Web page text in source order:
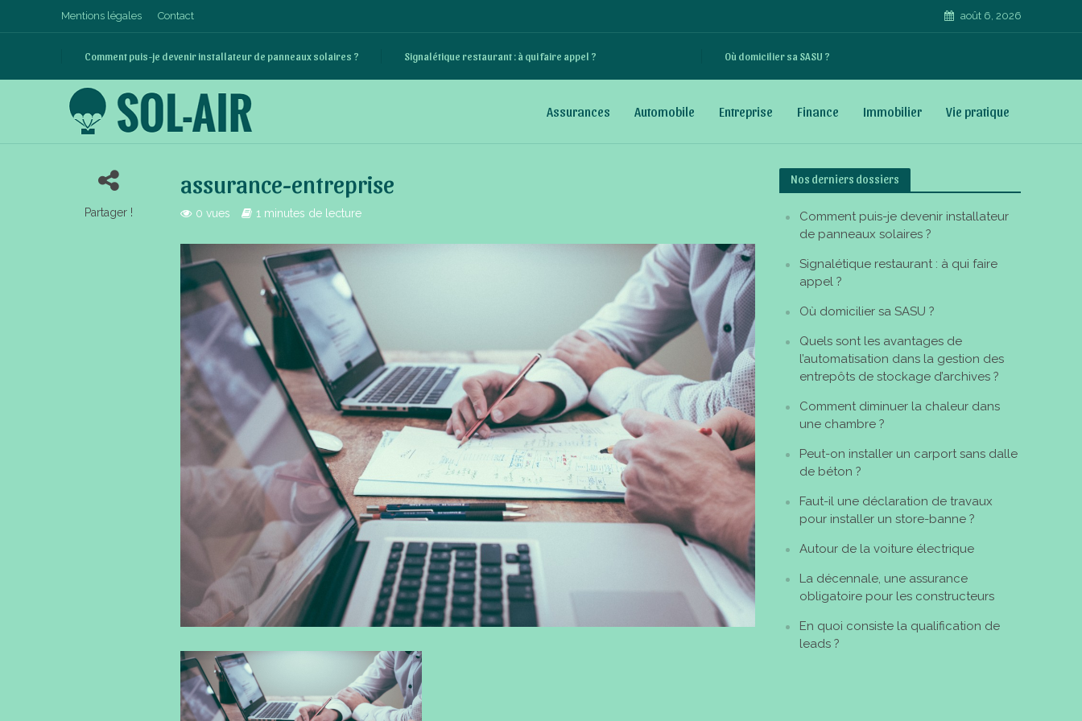
Mentions légales Contact août 6, 2026
Comment puis-je devenir installateur de panneaux solaires ? Signalétique restaurant : à qui faire appel ? Où domicilier sa SASU ?
Assurances Automobile Entreprise Finance Immobilier Vie pratique
Partager !
assurance-entreprise
0 vues 1 minutes de lecture
Nos derniers dossiers
Comment puis-je devenir installateur
de panneaux solaires ?
Signalétique restaurant : à qui faire
appel ?
Où domicilier sa SASU ?
Quels sont les avantages de
l’automatisation dans la gestion des
entrepôts de stockage d’archives ?
Comment diminuer la chaleur dans
une chambre ?
Peut-on installer un carport sans dalle
de béton ?
Faut-il une déclaration de travaux
pour installer un store-banne ?
Autour de la voiture électrique
La décennale, une assurance
obligatoire pour les constructeurs
En quoi consiste la qualification de
leads ?